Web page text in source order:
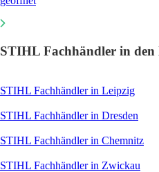
STIHL Fachhändler in
STIHL Fachhändler in Leipzig
STIHL Fachhändler in Dresden
STIHL Fachhändler in Chemnitz
STIHL Fachhändler in Zwickau